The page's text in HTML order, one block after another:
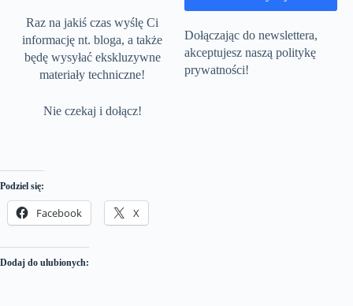
Raz na jakiś czas wyślę Ci
informację nt. bloga, a także
będę wysyłać ekskluzywne
materiały techniczne!
Nie czekaj i dołącz!
Dołączając do newslettera,
akceptujesz naszą politykę
prywatności!
Podziel się:
Facebook X
Dodaj do ulubionych: